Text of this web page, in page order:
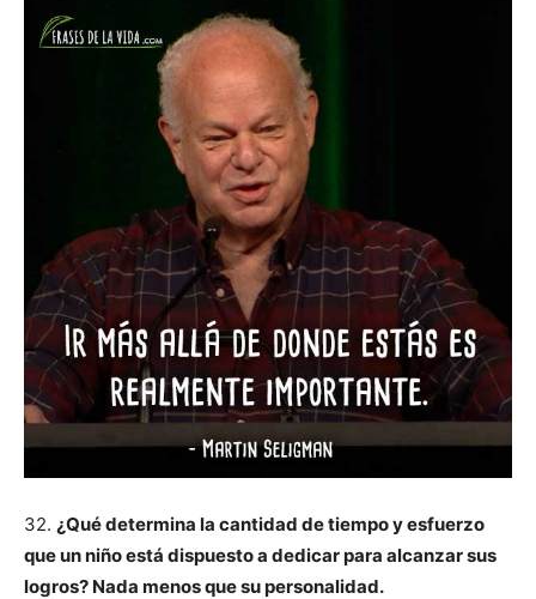
32. ¿Qué determina la cantidad de tiempo y esfuerzo
que un niño está dispuesto a dedicar para alcanzar sus
logros? Nada menos que su personalidad.